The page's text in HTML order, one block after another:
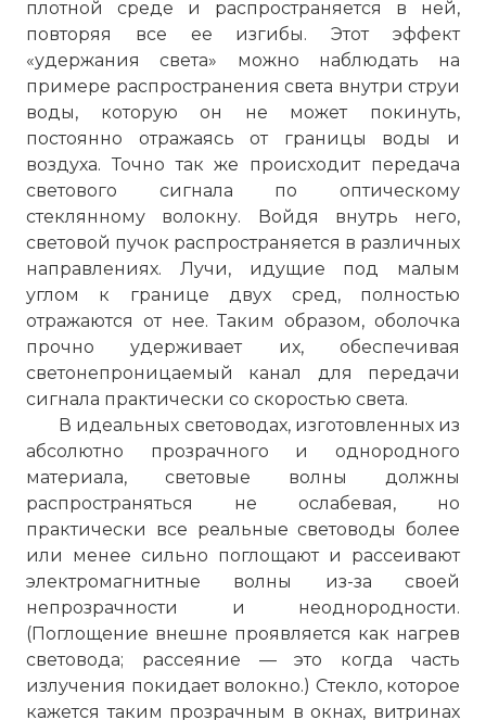
плотной среде и распространяется в ней,
повторяя все ее изгибы. Этот эффект
«удержания света» можно наблюдать на
примере распространения света внутри струи
воды, которую он не может покинуть,
постоянно отражаясь от границы воды и
воздуха. Точно так же происходит передача
светового сигнала по оптическому
стеклянному волокну. Войдя внутрь него,
световой пучок распространяется в различных
направлениях. Лучи, идущие под малым
углом к границе двух сред, полностью
отражаются от нее. Таким образом, оболочка
прочно удерживает их, обеспечивая
светонепроницаемый канал для передачи
сигнала практически со скоростью света.
В идеальных световодах, изготовленных из
абсолютно прозрачного и однородного
материала, световые волны должны
распространяться не ослабевая, но
практически все реальные световоды более
или менее сильно поглощают и рассеивают
электромагнитные волны из-за своей
непрозрачности и неоднородности.
(Поглощение внешне проявляется как нагрев
световода; рассеяние — это когда часть
излучения покидает волокно.) Стекло, которое
кажется таким прозрачным в окнах, витринах